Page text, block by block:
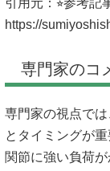
引用元：⭐︎参考記
https://
専門家のコ
専門家の視点で
とタイミングが
関節に強い負荷